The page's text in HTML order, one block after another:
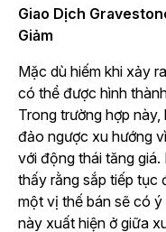
Giao Dịch
Giảm
Mặc dù hiếm khi xảy
có thể được hình
Trong trường hợp
đảo ngược xu hướng
với động thái tăng
thấy rằng sắp tiếp tục
một vị thế bán sẽ có ý
này xuất hiện ở giữa